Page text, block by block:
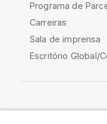
Programa de
Carreiras
Sala de imprensa
Escritório Global/